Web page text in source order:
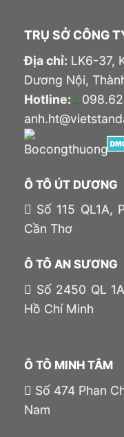
TRỤ SỞ CÔNG
Địa chỉ: LK6-37,
Dương Nội,
Hotline:
Ô TÔ ÚT DƯƠNG
Số 115 QL1A,
Cần Thơ
Ô TÔ AN SƯƠNG
Số 2450 QL
Hồ Chí Minh
Ô TÔ MINH TÂM
Số 474 Phan
Nam